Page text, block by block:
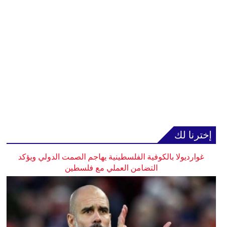
إخترنا لك
غوارديولا بالكوفية الفلسطينية يهاجم الصمت الدولي ويؤكد
التضامن العملي مع فلسطين